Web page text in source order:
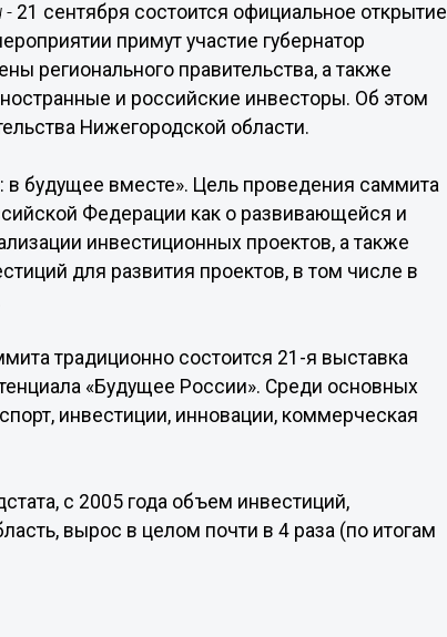
- 21 сентября состоится официальное открытие
примут участие губернатор
регионального правительства, а также
и российские инвесторы. Об этом
Нижегородской области.
в будущее вместе». Цель проведения саммита
Федерации как о развивающейся и
инвестиционных проектов, а также
для развития проектов, в том числе в
традиционно состоится 21-я выставка
«Будущее России». Среди основных
инвестиции, инновации, коммерческая
с 2005 года объем инвестиций,
вырос в целом почти в 4 раза (по итогам